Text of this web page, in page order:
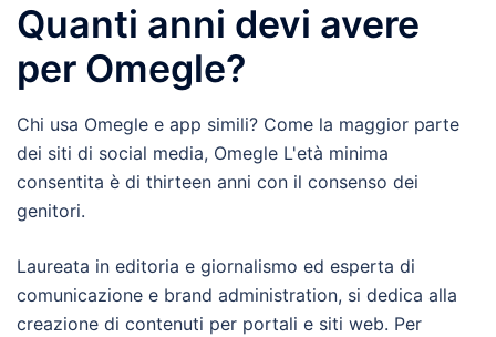
Quanti anni devi avere
per Omegle?
Chi usa Omegle e app simili? Come la maggior parte
dei siti di social media, Omegle L'età minima
consentita è di thirteen anni con il consenso dei
genitori.
Laureata in editoria e giornalismo ed esperta di
comunicazione e brand administration, si dedica alla
creazione di contenuti per portali e siti web. Per